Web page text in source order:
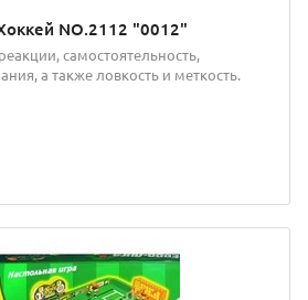
NO.2112 "0012"
самостоятельность,
а также ловкость и меткость.